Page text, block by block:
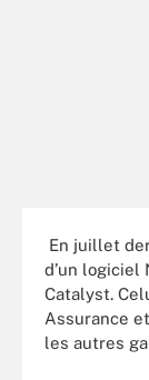
En juillet
d’un logiciel
Catalyst.
Assurance
les autres